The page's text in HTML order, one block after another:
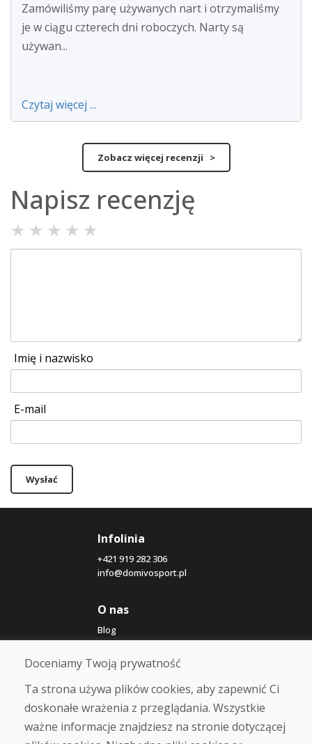
Zamówiliśmy parę używanych nart i otrzymaliśmy
je w ciągu czterech dni roboczych. Narty są
używan...
Czytaj więcej ...
Zobacz więcej recenzji >
Napisz recenzję
★ ★ ★ ★ ★
Imię i nazwisko
E-mail
Wysłać
Infolinia
+421 919 282 306
info@domivosport.pl
O nas
Blog
O nas
Sklep
Kontakt
Zakup
Sklep internetowy
Doceniamy Twoją prywatność
Ta strona używa plików cookies, aby zapewnić Ci
doskonałe wrażenia z przeglądania. Wszystkie
ważne informacje znajdziesz na stronie dotyczącej